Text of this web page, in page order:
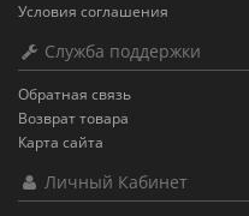
Условия соглашения
Служба поддержки
Обратная связь
Возврат товара
Карта сайта
Личный Кабинет